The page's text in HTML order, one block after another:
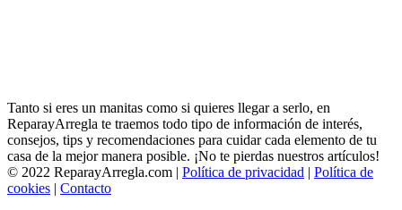
Tanto si eres un manitas como si quieres llegar a serlo, en
ReparayArregla te traemos todo tipo de información de interés,
consejos, tips y recomendaciones para cuidar cada elemento de tu
casa de la mejor manera posible. ¡No te pierdas nuestros artículos!
© 2022 ReparayArregla.com | Política de privacidad | Política de
cookies | Contacto